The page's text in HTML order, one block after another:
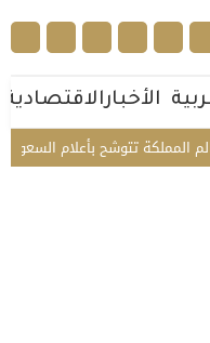
الأخبارالاقتصادية
بأعلام السعودية وتركيا